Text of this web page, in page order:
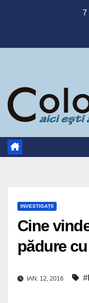
7
INVESTIGAȚII
Cine
pădure
IAN. 12, 2016